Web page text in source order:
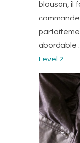
blouson, il
abordable :
Level 2.